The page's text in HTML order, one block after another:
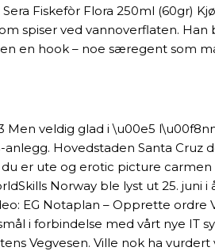
Fiskefòr Flora 250ml (60gr)
spiser ved vannoverflaten. Han
en hook – noe særegent som
Men veldig glad i \u00e5
Hovedstaden Santa Cruz
er ute og erotic picture carmen
Norway ble lyst ut 25. juni
EG Notaplan – Opprette ordre
i forbindelse med vårt nye IT
Vegvesen. Ville nok ha